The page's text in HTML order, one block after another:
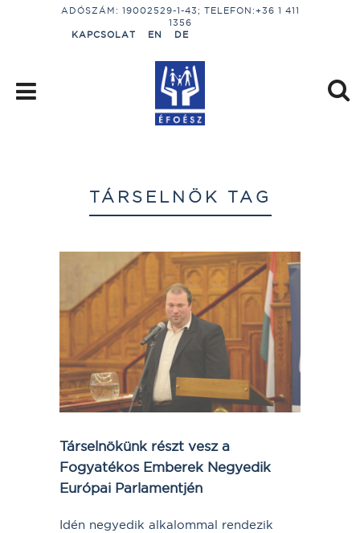
ADÓSZÁM: 19002529-1-43; TELEFON:+36 1 411
1356
KAPCSOLAT
EN DE
TÁRSELNÖK TAG
Társelnökünk részt vesz a
Fogyatékos Emberek Negyedik
Európai Parlamentjén
Idén negyedik alkalommal rendezik